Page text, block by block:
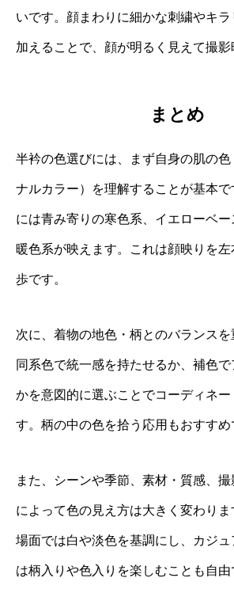
いです。顔まわりに細かな刺繍やキ
加えることで、顔が明るく見えて撮影
まとめ
半衿の色選びには、まず自身の肌の
ナルカラー）を理解することが基本
には青み寄りの寒色系、イエローベ
暖色系が映えます。これは顔映りを
歩です。
次に、着物の地色・柄とのバランスを
同系色で統一感を持たせるか、補色
かを意図的に選ぶことでコーディネー
す。柄の中の色を拾う応用もおすすめ
また、シーンや季節、素材・質感、
によって色の見え方は大きく変わり
場面では白や淡色を基調にし、カジ
は柄入りや色入りを楽しむことも自由